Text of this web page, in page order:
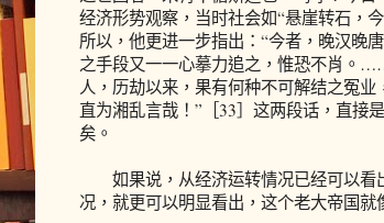
经济形势观察，当时社会如“悬崖转石，
所以，他更进一步指出：“今者，晚汉晚
之手段又一一心摹力追之，惟恐不肖。
人，历劫以来，果有何种不可解结之冤
直为湘乱言哉！”［33］这两段话，直接
矣。
如果说，从经济运转情况已经可以看
况，就更可以明显看出，这个老大帝国